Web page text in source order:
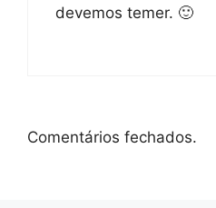
devemos temer. 🙂
Comentários fechados.